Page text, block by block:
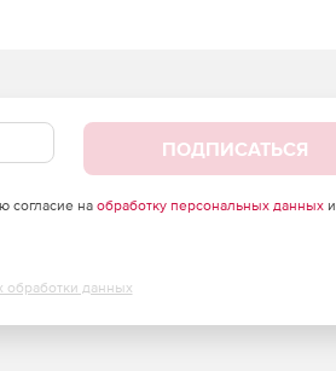
ПОДПИСАТЬСЯ
согласие на обработку персональных данныхи
обработки данных